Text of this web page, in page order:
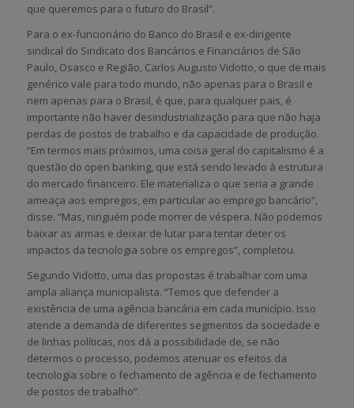
que queremos para o futuro do Brasil”.
Para o ex-funcionário do Banco do Brasil e ex-dirigente
sindical do Sindicato dos Bancários e Financiários de São
Paulo, Osasco e Região, Carlos Augusto Vidotto, o que de mais
genérico vale para todo mundo, não apenas para o Brasil e
nem apenas para o Brasil, é que, para qualquer pais, é
importante não haver desindustrialização para que não haja
perdas de postos de trabalho e da capacidade de produção.
“Em termos mais próximos, uma coisa geral do capitalismo é a
questão do open banking, que está sendo levado à estrutura
do mercado financeiro. Ele materializa o que seria a grande
ameaça aos empregos, em particular ao emprego bancário”,
disse. “Mas, ninguém pode morrer de véspera. Não podemos
baixar as armas e deixar de lutar para tentar deter os
impactos da tecnologia sobre os empregos”, completou.
Segundo Vidotto, uma das propostas é trabalhar com uma
ampla aliança municipalista. “Temos que defender a
existência de uma agência bancária em cada município. Isso
atende a demanda de diferentes segmentos da sociedade e
de linhas políticas, nos dá a possibilidade de, se não
determos o processo, podemos atenuar os efeitos da
tecnologia sobre o fechamento de agência e de fechamento
de postos de trabalho”.